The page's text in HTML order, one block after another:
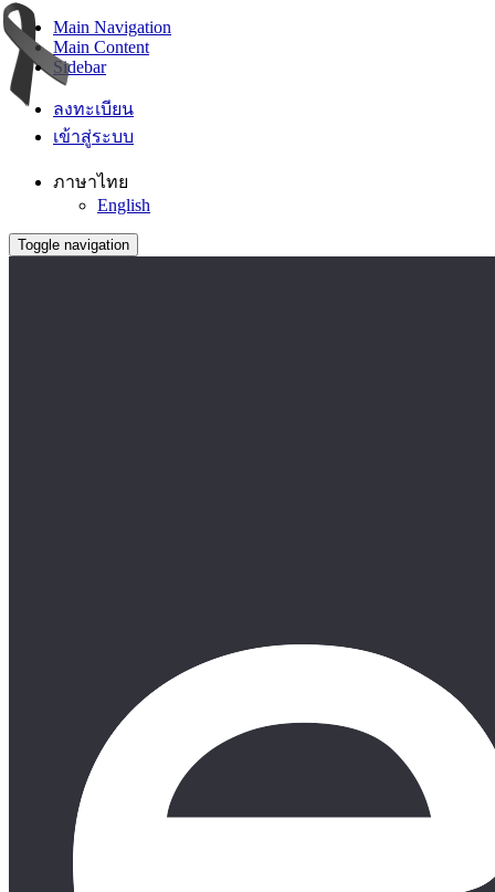
Main Navigation
Main Content
Sidebar
ลงทะเบียน
เข้าสู่ระบบ
ภาษาไทย
English
Toggle navigation